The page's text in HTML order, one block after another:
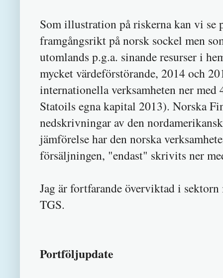
Som illustration på riskerna kan vi se
framgångsrikt på norsk sockel men
utomlands p.g.a. sinande resurser i
mycket värdeförstörande, 2014 och
internationella verksamheten ner
Statoils egna kapital 2013). Norska
nedskrivningar av den
jämförelse har den norska
försäljningen, "endast" skrivits ner
Jag är fortfarande överviktad i
TGS.
Portföljupdate